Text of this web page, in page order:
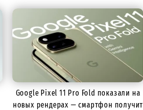
Google Pixel 11 Pro Fold показали на
новых рендерах — смартфон получит